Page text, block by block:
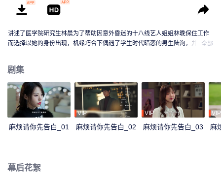
讲述了医学院研究生林晨为了帮助因意外昏迷的十八线艺人姐姐林晚保住工作
而选择以她的身份出现，机缘巧合下偶遇了学生时代暗恋的男生陆洵，并与之
全部
剧集
麻烦请你先告白_01
VIP
麻烦请你先告白_02
VIP
麻烦请你先告白_03
VIP
麻
幕后花絮